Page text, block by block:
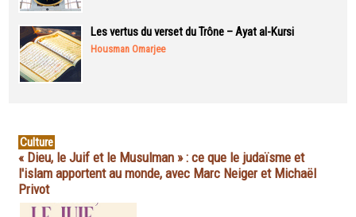
Les vertus du verset du Trône – Ayat al-Kursi
Housman Omarjee
Culture
« Dieu, le Juif et le Musulman » : ce que le judaïsme et
l'islam apportent au monde, avec Marc Neiger et Michaël
Privot